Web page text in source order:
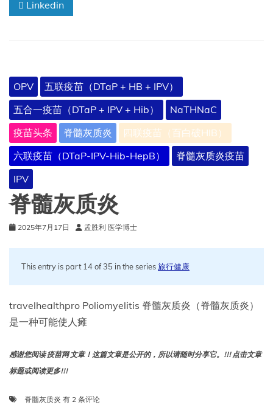
南
Linkedin
OPV
五联疫苗（DTaP + HB + IPV）
五合一疫苗（DTaP + IPV + Hib）
NaTHNaC
疫苗头条
脊髓灰质炎
四联疫苗（百白破HIB）
六联疫苗（DTaP-IPV-Hib-HepB）
脊髓灰质炎疫苗
IPV
脊髓灰质炎
2025年7月17日 孟胜利 医学博士
This entry is part 14 of 35 in the series旅行健康
travelhealthpro Poliomyelitis 脊髓灰质炎（脊髓灰质炎）
是一种可能使人瘫
感谢您阅读 疫苗网 文章！这篇文章是公开的，所以请随时分享它。!!! 点击文章
标题或阅读更多!!!
脊髓灰质炎 脊
有 2 条评论